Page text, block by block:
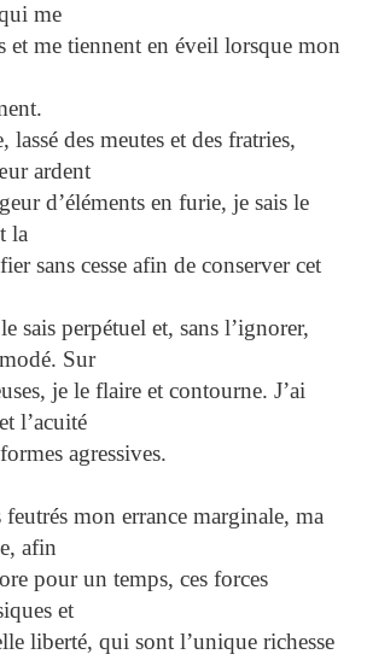
me
et me tiennent en éveil lorsque mon
des meutes et des fratries,
ardent
d’éléments en furie, je sais le
la
sans cesse afin de conserver cet
perpétuel et, sans l’ignorer,
Sur
je le flaire et contourne. J’ai
l’acuité
agressives.
mon errance marginale, ma
afin
pour un temps, ces forces
et
liberté, qui sont l’unique richesse